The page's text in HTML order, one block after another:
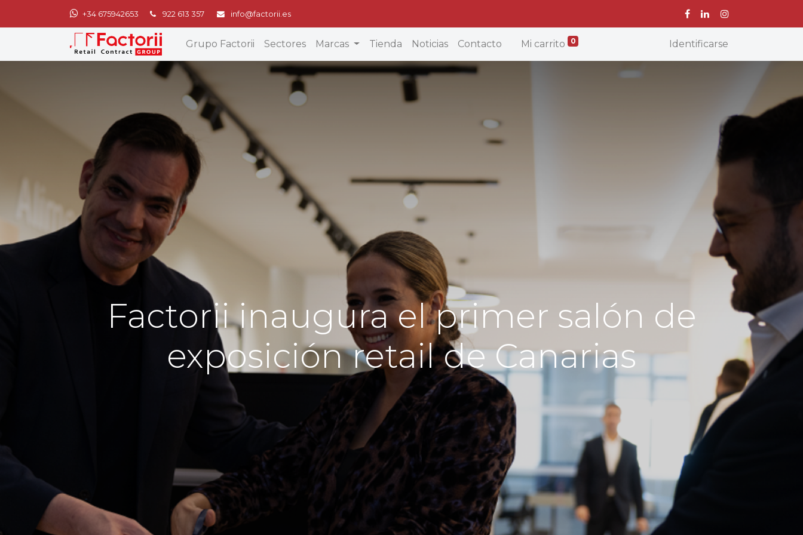
+34 675942653 922 613 357 info@factorii.es
Grupo Factorii Sectores Marcas Tienda Noticias Contacto Mi carrito 0 Identificarse
Factorii inaugura el primer salón de
exposición retail de Canarias